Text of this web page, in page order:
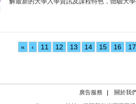
« ‹ 11 12 13 14 15 16 17
廣告服務
關於我